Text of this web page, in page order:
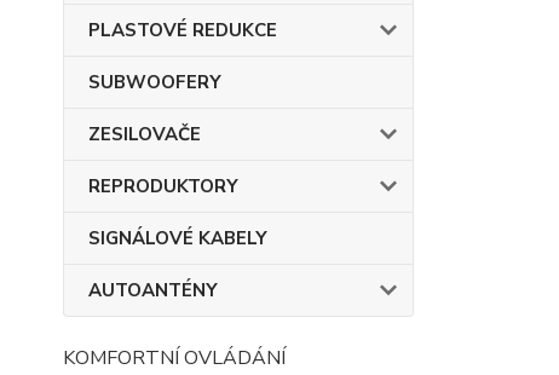
PLASTOVÉ REDUKCE
SUBWOOFERY
ZESILOVAČE
REPRODUKTORY
SIGNÁLOVÉ KABELY
AUTOANTÉNY
KOMFORTNÍ OVLÁDÁNÍ